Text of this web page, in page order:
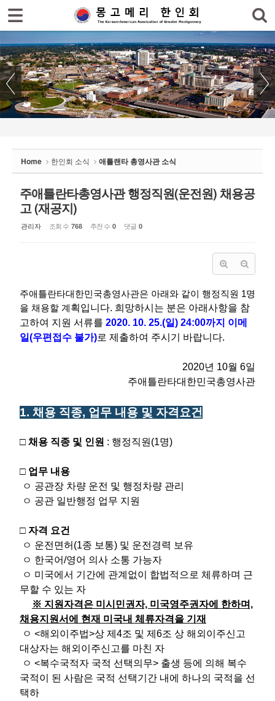
Home 한인회 소식 애틀랜타 총영사관 소식
주애틀란타총영사관 행정직원(운전원) 채용공
고 (재공지)
관리자 조회 수 768 추천 수 0 댓글 0
주애틀란타대한민국총영사관은 아래와 같이 행정직원 1명
을 채용할 계획입니다. 희망하시는 분은 아래사항을 참
고하여 지원 서류를 2020. 10. 25.(일) 24:00까지 이메
일(우편접수 불가)로 제출하여 주시기 바랍니다.
2020년 10월 6일
주애틀란타대한민국총영사관
1. 채용 직종, 업무 내용 및 자격요건
□ 채용 직종 및 인원 : 행정직원(1명)
□ 업무 내용
ㅇ 공관장 차량 운전 및 행정차량 관리
ㅇ 공관 일반행정 업무 지원
□ 자격 요건
ㅇ 운전면허(1종 보통) 및 운전경력 보유
ㅇ 한국어/영어 의사 소통 가능자
ㅇ 미국에서 기간에 관계없이 합법적으로 체류하며 근
무할 수 있는 자
※ 지원자격은 미시민권자, 미국영주권자에 한하며,
채용지원서에 현재 미국내 체류자격을 기재
ㅇ <해외이주법>상 제4조 및 제6조 상 해외이주신고
대상자는 해외이주신고를 마친 자
ㅇ <복수국적자 국적 선택의무> 출생 등에 의해 복수
국적이 된 사람은 국적 선택기간 내에 하나의 국적을 선
택하
로그인 회원가입
한인회
한인회 소식
- 공지사항
- 몽고메리 한인회 이모저모
- 사진으로 보는 한인회
- 애틀랜타 총영사관 소식
Sketchbook5, 스케치북5
Sketchbook5, 스케치북5